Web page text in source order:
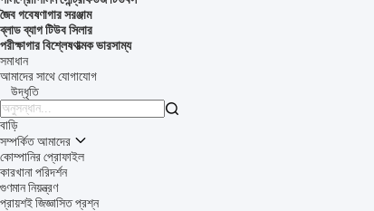
জৈব গবেষণাগার সরঞ্জাম
ব্লাড ব্যাগ টিউব সিলার
পরীক্ষাগার বিশ্লেষণাত্মক ভারসাম্য
সমাধান
আমাদের সাথে যোগাযোগ
উদ্ধৃতি

বাড়ি
সম্পর্কিত আমাদের
কোম্পানির প্রোফাইল
কারখানা পরিদর্শন
গুণমান নিয়ন্ত্রণ
প্রায়শই জিজ্ঞাসিত প্রশ্ন